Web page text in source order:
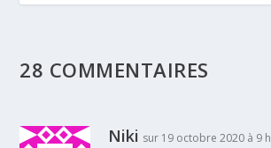
28 COMMENTAIRES
Niki sur 19 octobre 2020 à 9 h